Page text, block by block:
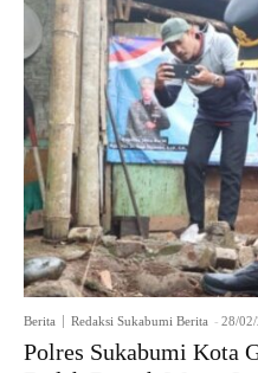
Berita Redaksi Sukabumi Berita - 28/
Polres Sukabumi Kota